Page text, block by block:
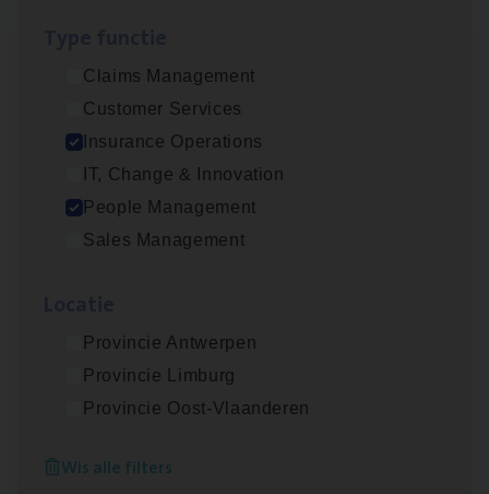
Claims Management
Customer Services
Insurance Operations
IT, Change & Innovation
People Management
Sales Management
Provincie Antwerpen
Provincie Limburg
Provincie Oost-Vlaanderen
Wis alle filters
Dos­sier­be­heer­der ver­ze­ke­rin­gen — Soci­al
Pro­fit en Public
Insurance Operations
Antwerpen
Beveren
Busi­ness Mana­ger Mari­ne Cargo